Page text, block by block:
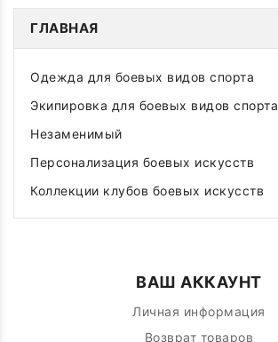
ГЛАВНАЯ
Одежда для боевых видов спорта
Экипировка для боевых видов спорта
Незаменимый
Персонализация боевых искусств
Коллекции клубов боевых искусств
ВАШ АККАУНТ
Личная информация
Возврат товаров